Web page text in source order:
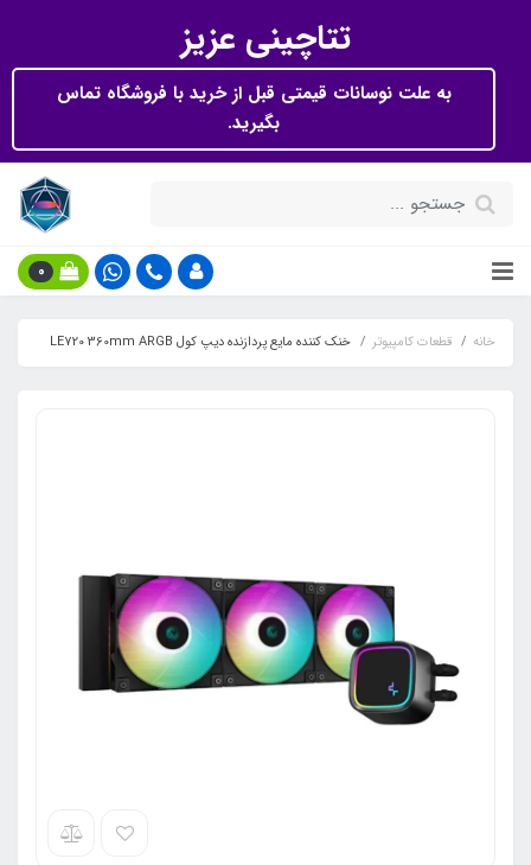
تتاچینی عزیز
به علت نوسانات قیمتی قبل از خرید با فروشگاه تماس
بگیرید.
0
خانه قطعات کامپیوتر خنک کننده مایع پردازنده دیپ کول LE720 360mm ARGB